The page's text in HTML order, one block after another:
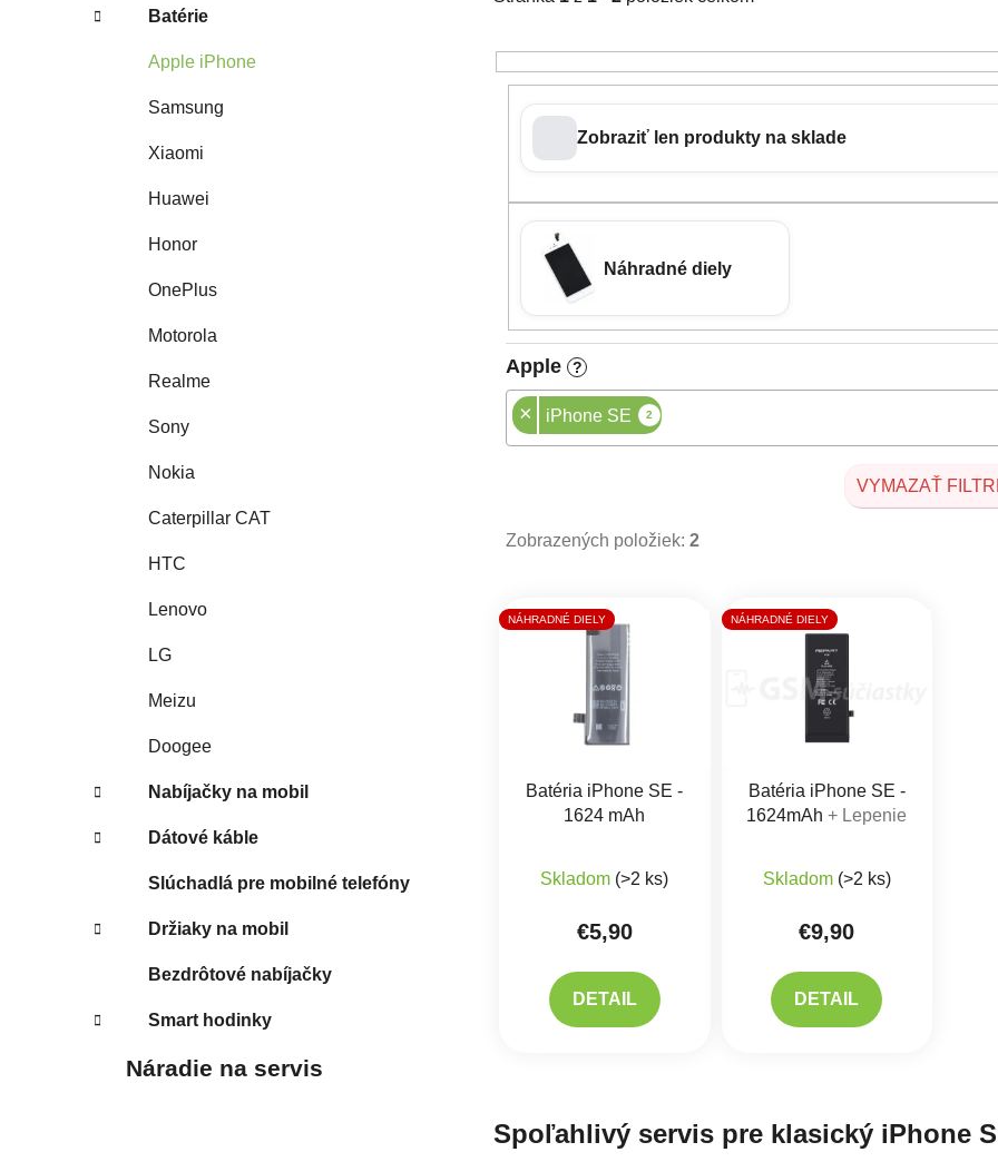
Batérie
Apple iPhone
Samsung
Xiaomi
Huawei
Honor
OnePlus
Motorola
Realme
Sony
Nokia
Caterpillar CAT
HTC
Lenovo
LG
Meizu
Doogee
Nabíjačky na mobil
Dátové káble
Slúchadlá pre mobilné telefóny
Držiaky na mobil
Bezdrôtové nabíjačky
Smart hodinky
Náradie na servis
Zobraziť len produkty na sklade
Náhradné diely
Apple ?
× iPhone SE 2
VYMAZAŤ
Zobrazených položiek: 2
Výpis produktov
NÁHRADNÉ DIELY
Batéria iPhone SE -
1624 mAh
Skladom (>2 ks)
€5,90
DETAIL
NÁHRADNÉ DIELY
Batéria iPhone SE -
1624mAh+ Lepenie
Skladom (>2 ks)
€9,90
DETAIL
Spoľahlivý servis pre klasický iPhone